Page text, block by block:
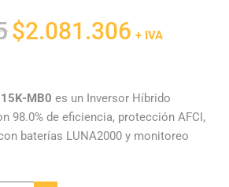
El
precio
era:
$2.448.595.
$2.081.306
es:
$2.081.306.
+ IVA
MB0 es un Inversor Híbrido
98.0% de eficiencia, protección AFCI,
baterías LUNA2000 y monitoreo